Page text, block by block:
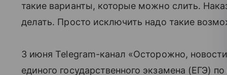
такие варианты, которые можно слить.
делать. Просто исключить надо такие
3 июня Telegram-канал «Осторожно,
единого государственного экзамена (ЕГЭ)